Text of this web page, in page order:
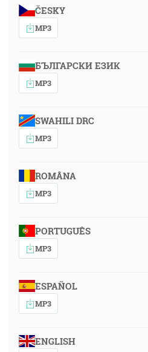
ČESKY
MP3
БЪЛГАРСКИ ЕЗИК
MP3
SWAHILI DRC
MP3
ROMÂNA
MP3
PORTUGUÊS
MP3
ESPAÑOL
MP3
ENGLISH